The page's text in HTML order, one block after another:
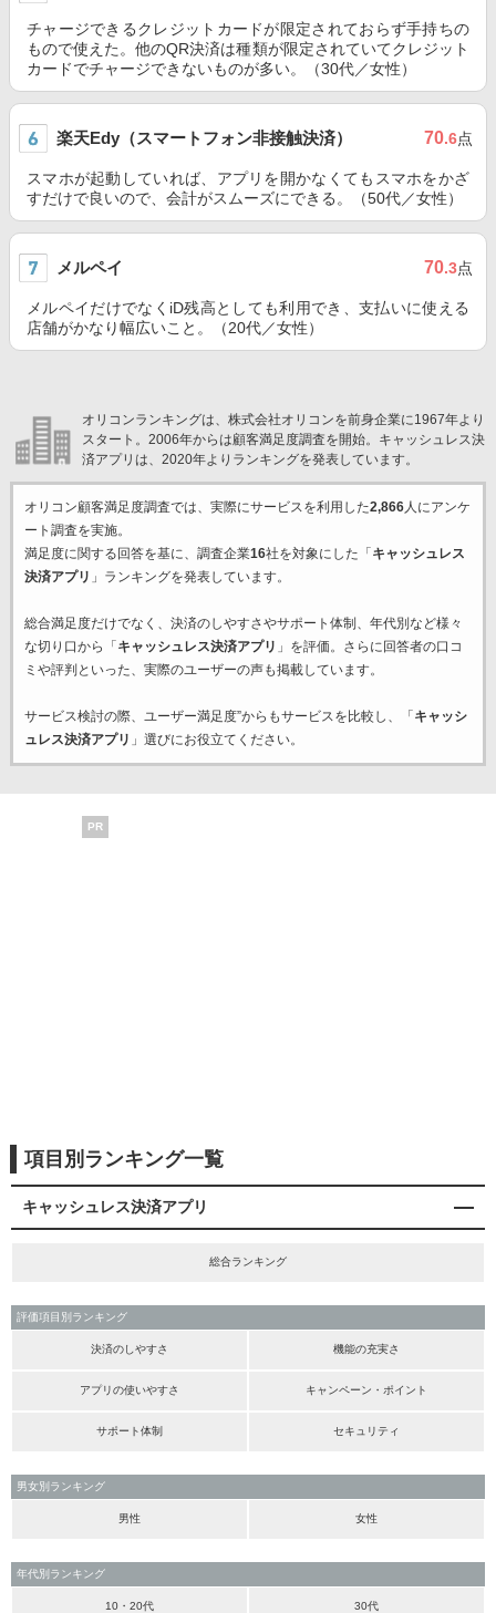
チャージできるクレジットカードが限定されておらず手持ちの
もので使えた。他のQR決済は種類が限定されていてクレジット
カードでチャージできないものが多い。（30代／女性）
楽天Edy（スマートフォン非接触決済） 70.6点
スマホが起動していれば、アプリを開かなくてもスマホをかざ
すだけで良いので、会計がスムーズにできる。（50代／女性）
メルペイ 70.3点
メルペイだけでなくiD残高としても利用でき、支払いに使える
店舗がかなり幅広いこと。（20代／女性）
オリコンランキングは、株式会社オリコンを前身企業に1967年より
スタート。2006年からは顧客満足度調査を開始。キャッシュレス決
済アプリは、2020年よりランキングを発表しています。
オリコン顧客満足度調査では、実際にサービスを利用した2,866人にアンケ
ート調査を実施。
満足度に関する回答を基に、調査企業16社を対象にした「 キャッシュレス
決済アプリ 」ランキングを発表しています。
総合満足度だけでなく、決済のしやすさやサポート体制、年代別など様々
な切り口から「 キャッシュレス決済アプリ 」を評価。さらに回答者の口コ
ミや評判といった、実際のユーザーの声も掲載しています。
サービス検討の際、ユーザー満足度”からもサービスを比較し、「 キャッシ
ュレス決済アプリ 」選びにお役立てください。
PR
項目別ランキング一覧
キャッシュレス決済アプリ
総合ランキング
評価項目別ランキング
決済のしやすさ 機能の充実さ
アプリの使いやすさ キャンペーン・ポイント
サポート体制 セキュリティ
男女別ランキング
男性 女性
年代別ランキング
10・20代 30代